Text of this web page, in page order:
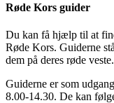
Røde Kors guider
Du kan få hjælp til at
Røde Kors. Guiderne
dem på deres røde veste.
Guiderne er som
8.00-14.30. De kan